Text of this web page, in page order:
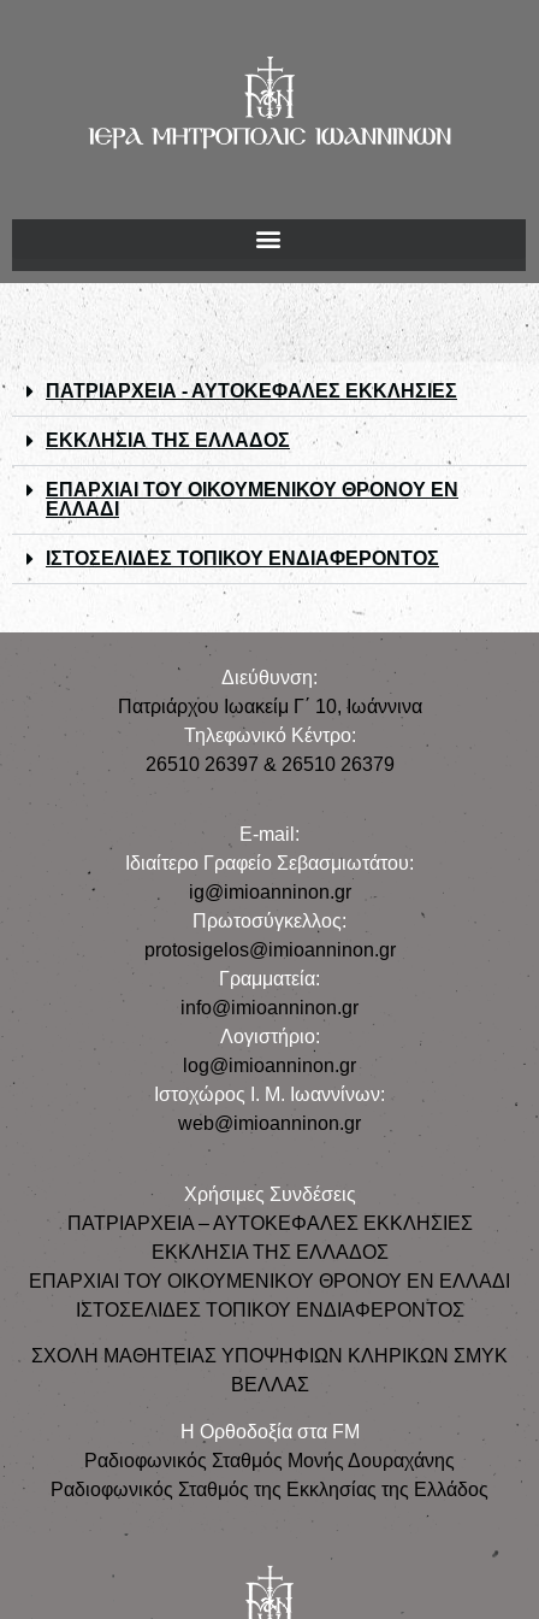
ΠΑΤΡΙΑΡΧΕΙΑ - ΑΥΤΟΚΕΦΑΛΕΣ ΕΚΚΛΗΣΙΕΣ
ΕΚΚΛΗΣΙΑ ΤΗΣ ΕΛΛΑΔΟΣ
ΕΠΑΡΧΙΑΙ ΤΟΥ ΟΙΚΟΥΜΕΝΙΚΟΥ ΘΡΟΝΟΥ ΕΝ
ΕΛΛΑΔΙ
ΙΣΤΟΣΕΛΙΔΕΣ ΤΟΠΙΚΟΥ ΕΝΔΙΑΦΕΡΟΝΤΟΣ
Διεύθυνση:
Πατριάρχου Ιωακείμ Γ΄ 10, Iωάννινα
Τηλεφωνικό Κέντρο:
26510 26397 & 26510 26379
E-mail:
Iδιαίτερο Γραφείο Σεβασμιωτάτου:
ig@imioanninon.gr
Πρωτοσύγκελλος:
protosigelos@imioanninon.gr
Γραμματεία:
info@imioanninon.gr
Λογιστήριο:
log@imioanninon.gr
Ιστοχώρος Ι. Μ. Ιωαννίνων:
web@imioanninon.gr
Χρήσιμες Συνδέσεις
ΠΑΤΡΙΑΡΧΕΙΑ – ΑΥΤΟΚΕΦΑΛΕΣ ΕΚΚΛΗΣΙΕΣ
ΕΚΚΛΗΣΙΑ ΤΗΣ ΕΛΛΑΔΟΣ
ΕΠΑΡΧΙΑΙ ΤΟΥ ΟΙΚΟΥΜΕΝΙΚΟΥ ΘΡΟΝΟΥ ΕΝ ΕΛΛΑΔΙ
ΙΣΤΟΣΕΛΙΔΕΣ ΤΟΠΙΚΟΥ ΕΝΔΙΑΦΕΡΟΝΤΟΣ
ΣΧΟΛΗ ΜΑΘΗΤΕΙΑΣ ΥΠΟΨΗΦΙΩΝ ΚΛΗΡΙΚΩΝ ΣΜΥΚ
ΒΕΛΛΑΣ
Η Ορθοδοξία στα FM
Ραδιοφωνικός Σταθμός Μονής Δουραχάνης
Ραδιοφωνικός Σταθμός της Εκκλησίας της Ελλάδος